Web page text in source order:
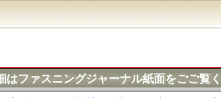
はファスニングジャーナル紙面をごご覧